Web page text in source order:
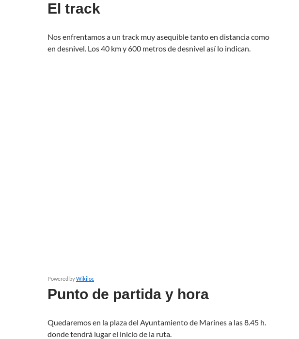
El track
Nos enfrentamos a un track muy asequible tanto en distancia como
en desnivel. Los 40 km y 600 metros de desnivel así lo indican.
Powered byWikiloc
Punto de partida y hora
Quedaremos en la plaza del Ayuntamiento de Marines a las 8.45 h.
donde tendrá lugar el inicio de la ruta.